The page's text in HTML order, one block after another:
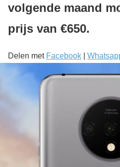
volgende maand
prijs van €650.
Delen met Facebook